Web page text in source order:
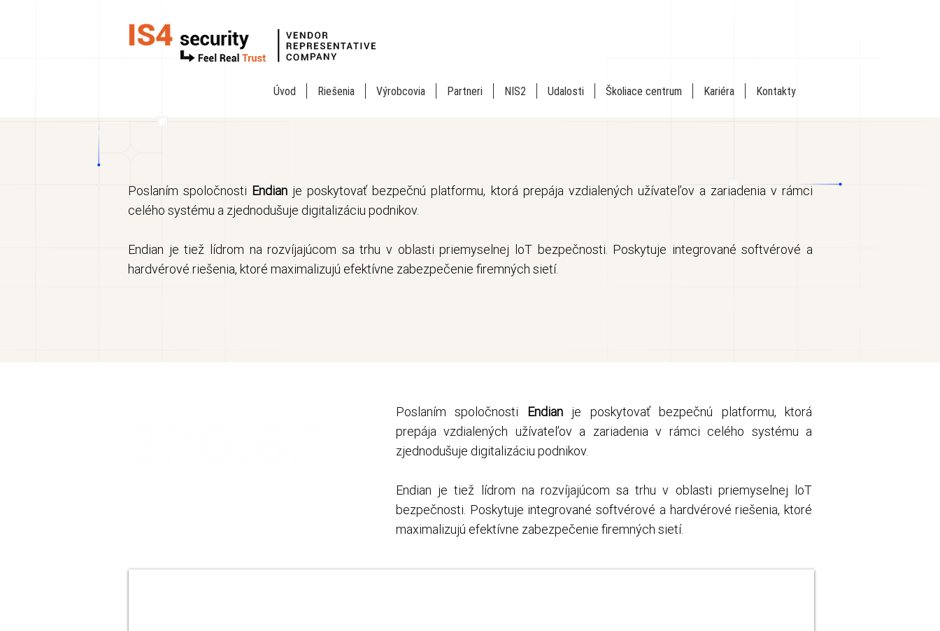
Úvod Riešenia Výrobcovia Partneri NIS2 Udalosti Školiace centrum Kariéra Kontakty
Poslaním spoločnosti Endian je poskytovať bezpečnú platformu, ktorá prepája vzdialených užívateľov a zariadenia v rámci
celého systému a zjednodušuje digitalizáciu podnikov.
Endian je tiež lídrom na rozvíjajúcom sa trhu v oblasti priemyselnej loT bezpečnosti. Poskytuje integrované softvérové a
hardvérové riešenia, ktoré maximalizujú efektívne zabezpečenie firemných sietí.
Poslaním spoločnosti Endian je poskytovať bezpečnú platformu, ktorá
prepája vzdialených užívateľov a zariadenia v rámci celého systému a
zjednodušuje digitalizáciu podnikov.
Endian je tiež lídrom na rozvíjajúcom sa trhu v oblasti priemyselnej loT
bezpečnosti. Poskytuje integrované softvérové a hardvérové riešenia, ktoré
maximalizujú efektívne zabezpečenie firemných sietí.